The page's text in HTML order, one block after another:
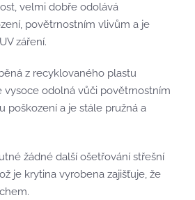
velmi dobře odolává
povětrnostním vlivům a je
záření.
z recyklovaného plastu
vysoce odolná vůči povětrnostním
poškození a je stále pružná a
žádné další ošetřování střešní
je krytina vyrobena zajišťuje, že